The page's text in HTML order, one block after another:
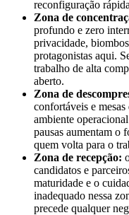
reconfiguração
Zona de
profundo e zero
privacidade,
protagonistas aqui.
trabalho de alta
aberto.
Zona de
confortáveis e
ambiente
pausas aumentam o
quem volta para o
Zona de recepção:
candidatos e
maturidade e o
inadequado nessa
precede qualquer